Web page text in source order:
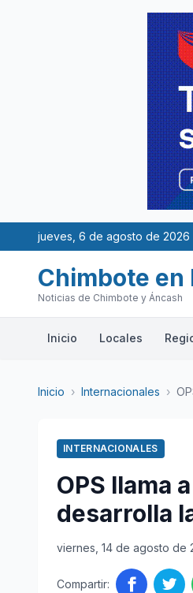
jueves, 6 de agosto de 2026
Chimbote en
Noticias de Chimbote y Áncash
Inicio Locales
Inicio › Internacionales ›
INTERNACIONALES
OPS llama
desarrolla
viernes, 14 de agosto de
Compartir: